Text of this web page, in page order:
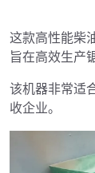
这款高性能柴
旨在高效生产
该机器非常适
收企业。